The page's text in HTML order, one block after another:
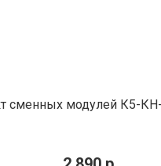
сменных модулей К5-